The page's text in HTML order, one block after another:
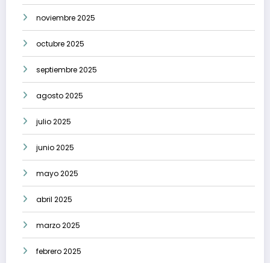
noviembre 2025
octubre 2025
septiembre 2025
agosto 2025
julio 2025
junio 2025
mayo 2025
abril 2025
marzo 2025
febrero 2025